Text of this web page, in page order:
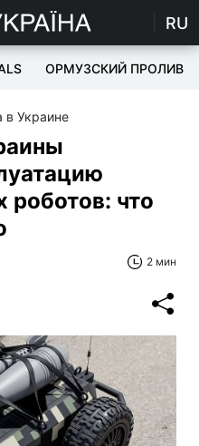
RU
ОРМУЗСКИЙ ПРОЛИВ
в Украине
роботов: что
2 мин